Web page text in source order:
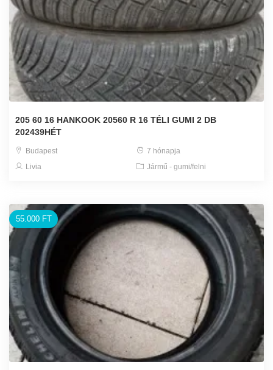
205 60 16 HANKOOK 20560 R 16 TÉLI GUMI 2 DB
202439HÉT
Budapest
7 hónapja
Livia
Jármű - gumi/felni
55.000 FT